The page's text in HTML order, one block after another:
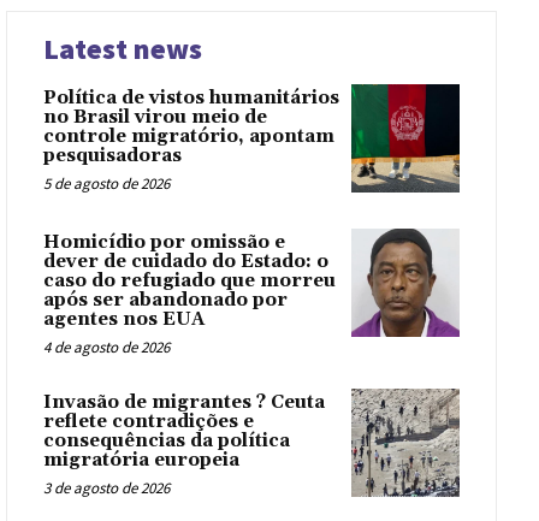
Latest news
Política de vistos humanitários
no Brasil virou meio de
controle migratório, apontam
pesquisadoras
5 de agosto de 2026
Homicídio por omissão e
dever de cuidado do Estado: o
caso do refugiado que morreu
após ser abandonado por
agentes nos EUA
4 de agosto de 2026
Invasão de migrantes ? Ceuta
reflete contradições e
consequências da política
migratória europeia
3 de agosto de 2026